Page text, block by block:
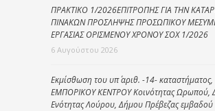
ΠΡΑΚΤΙΚΟ 1/2026ΕΠΙΤΡΟΠΗΣ ΓΙΑ ΤΗΝ
ΠΙΝΑΚΩΝ ΠΡΟΣΛΗΨΗΣ ΠΡΟΣΩΠΙΚΟΥ
ΕΡΓΑΣΙΑΣ ΟΡΙΣΜΕΝΟΥ ΧΡΟΝΟΥ ΣΟΧ 1/2026
6 Αυγούστου 2026
Εκμίσθωση του υπ΄ αριθ. -14- καταστήματος,
ΕΜΠΟΡΙΚΟΥ ΚΕΝΤΡΟΥ Κοινότητας Ωρωπού,
Ενότητας Λούρου, Δήμου Πρέβεζας εμβαδού